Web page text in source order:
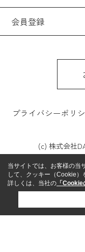
会員登録
プライバシーポリ
(c) 株式会社
当サイトでは、お客様の当
して、クッキー（Cookie）
詳しくは、当社の 「